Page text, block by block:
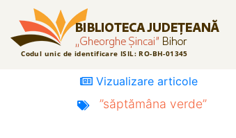
Vizualizare articole
”săptămâna verde”